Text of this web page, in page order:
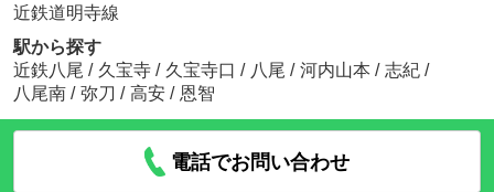
近鉄道明寺線
駅から探す
近鉄八尾 / 久宝寺 / 久宝寺口 / 八尾 / 河内山本 / 志紀 /
八尾南 / 弥刀 / 高安 / 恩智
電話でお問い合わせ